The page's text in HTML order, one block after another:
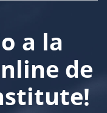
a la
de